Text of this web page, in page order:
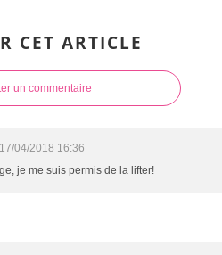
CET ARTICLE
un commentaire
17/04/2018 16:36
je me suis permis de la lifter!